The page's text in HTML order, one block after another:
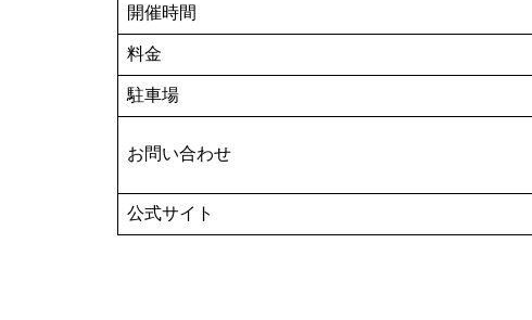
開催時間
料金
駐車場
お問い合わせ
公式サイト